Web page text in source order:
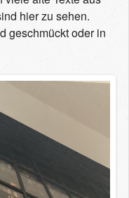
hier zu sehen.
geschmückt oder in